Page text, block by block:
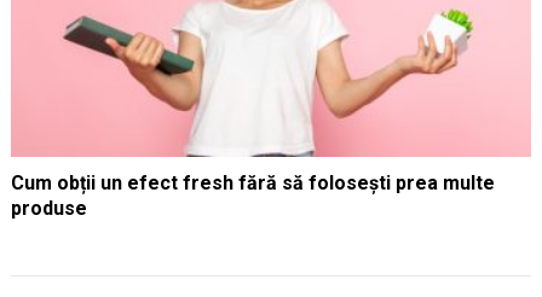
Cum obții un efect fresh fără să folosești prea multe
produse